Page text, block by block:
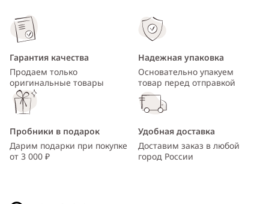
Гарантия качества
Продаем только
оригинальные товары
Надежная упаковка
Основательно упакуем
товар перед отправкой
Пробники в подарок
Дарим подарки при покупке
от 3 000 ₽
Удобная доставка
Доставим заказ в любой
город России